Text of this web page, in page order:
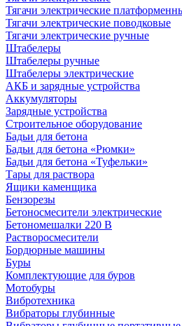
Тягачи электрические
Тягачи электрические поводковые
Тягачи электрические ручные
Штабелеры
Штабелеры ручные
Штабелеры электрические
АКБ и зарядные устройства
Аккумуляторы
Зарядные устройства
Строительное оборудование
Бадьи для бетона
Бадьи для бетона «Рюмки»
Бадьи для бетона «Туфельки»
Тары для раствора
Ящики каменщика
Бензорезы
Бетоносмесители электрические
Бетономешалки 220 В
Растворосмесители
Бордюрные машины
Буры
Комплектующие для буров
Мотобуры
Вибротехника
Вибраторы глубинные